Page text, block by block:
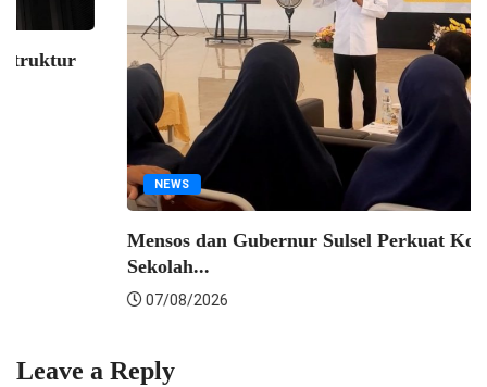
Indosat Luncurkan Zankore, Bangun Infrastruktur
AI Terintegrasi...
Leave a Reply